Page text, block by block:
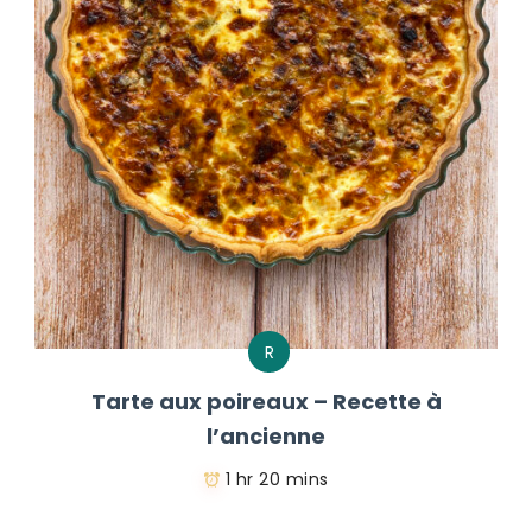
R
Tarte aux poireaux – Recette à
l’ancienne
1 hr 20 mins